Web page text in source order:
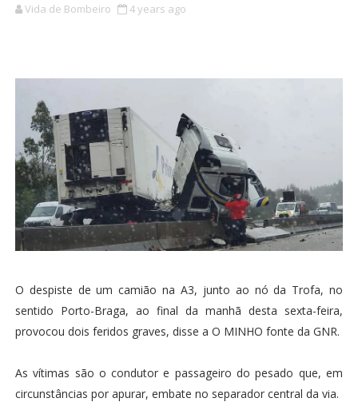
Vida de Bombeiro 4 years ago
O despiste de um camião na A3, junto ao nó da Trofa, no
sentido Porto-Braga, ao final da manhã desta sexta-feira,
provocou dois feridos graves, disse a O MINHO fonte da GNR.
As vítimas são o condutor e passageiro do pesado que, em
circunstâncias por apurar, embate no separador central da via.